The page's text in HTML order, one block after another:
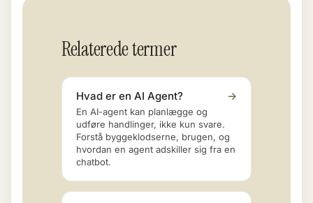
Relaterede termer
Hvad er en AI Agent? →
En AI-agent kan planlægge og
udføre handlinger, ikke kun svare.
Forstå byggeklodserne, brugen, og
hvordan en agent adskiller sig fra en
chatbot.